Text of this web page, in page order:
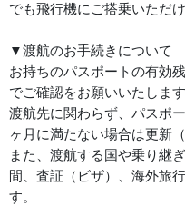
でも飛行機にご搭乗いただけ
▼渡航のお手続きについて
お持ちのパスポートの有効
でご確認をお願いいたします
渡航先に関わらず、パスポ
ヶ月に満たない場合は更新
また、渡航する国や乗り継
間、査証（ビザ）、海外旅
す。